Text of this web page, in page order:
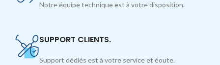
Notre équipe technique est à votre disposition.
SUPPORT CLIENTS.
Support dédiés est à votre service et éoute.